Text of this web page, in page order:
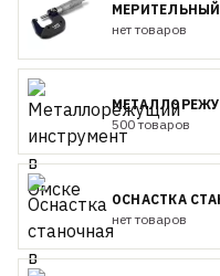
нет товаров
500 товаров
ОСНАСТКА
нет товаров